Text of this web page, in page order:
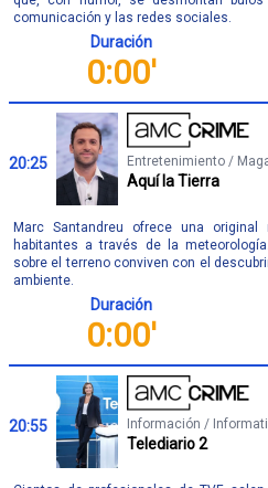
comunicación y las redes sociales.
Duración
0:00'
20:25 Entretenimiento /
Aquí la Tierra
Marc Santandreu ofrece una
habitantes a través de la
sobre el terreno conviven con el
ambiente.
Duración
0:00'
20:55 Información /
Telediario 2